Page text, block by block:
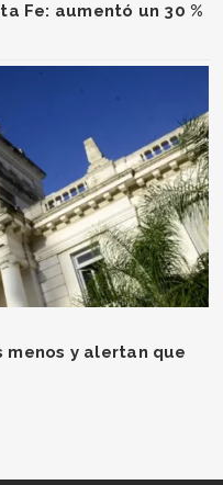
Fe: aumentó un 30 %
menos y alertan que